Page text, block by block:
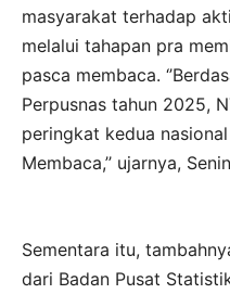
masyarakat terhadap
melalui tahapan pra
pasca membaca.
Perpusnas tahun 2025,
peringkat kedua
Membaca,’’ ujarnya,
Sementara itu,
dari Badan Pusat